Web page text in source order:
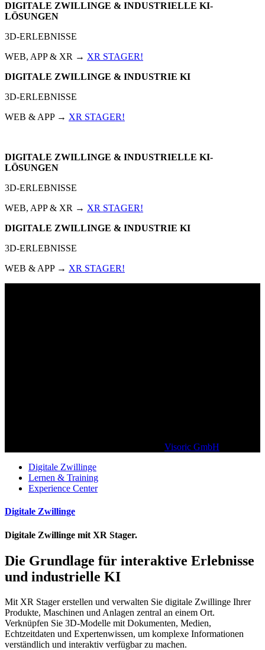
DIGITALE ZWILLINGE & INDUSTRIELLE KI-
LÖSUNGEN
3D-ERLEBNISSE
WEB, APP & XR → XR STAGER!
DIGITALE ZWILLINGE & INDUSTRIE KI
3D-ERLEBNISSE
WEB & APP → XR STAGER!
DIGITALE ZWILLINGE & INDUSTRIELLE KI-
LÖSUNGEN
3D-ERLEBNISSE
WEB, APP & XR → XR STAGER!
DIGITALE ZWILLINGE & INDUSTRIE KI
3D-ERLEBNISSE
WEB & APP → XR STAGER!
Visoric GmbH
Digitale Zwillinge
Lernen & Training
Experience Center
Digitale Zwillinge
Digitale Zwillinge mit XR Stager.
Die Grundlage für interaktive Erlebnisse
und industrielle KI
Mit XR Stager erstellen und verwalten Sie digitale Zwillinge Ihrer
Produkte, Maschinen und Anlagen zentral an einem Ort.
Verknüpfen Sie 3D-Modelle mit Dokumenten, Medien,
Echtzeitdaten und Expertenwissen, um komplexe Informationen
verständlich und interaktiv verfügbar zu machen.